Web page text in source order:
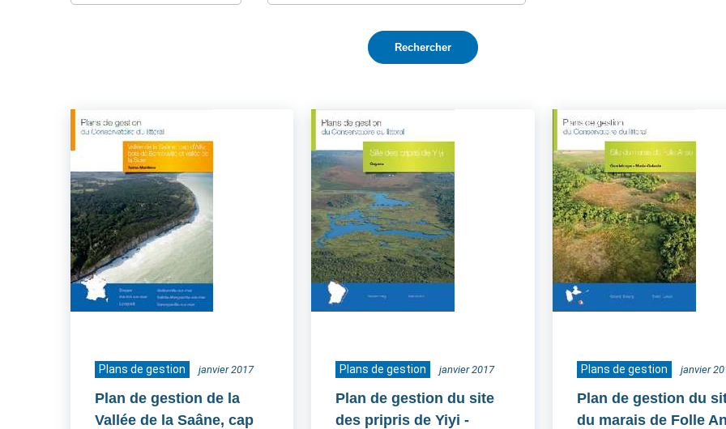
Plans de gestion janvier 2017
Plan de gestion de la
Vallée de la Saâne, cap
Plans de gestion janvier 2017
Plan de gestion du site
des pripris de Yiyi -
Plans de gestion janvier
Plan de gestion du
du marais de Folle